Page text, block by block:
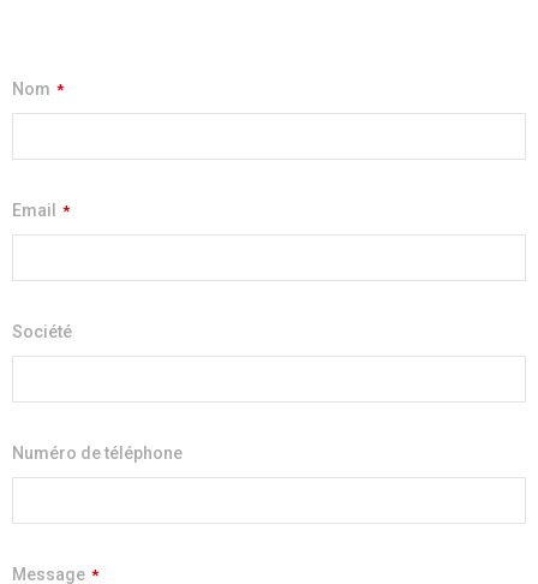
Nom *
Email *
Société
Numéro de téléphone
Message *